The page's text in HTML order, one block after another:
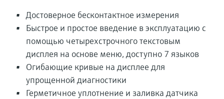
Достоверное бесконтактное измерения
Быстрое и простое введение в эксплуатацию с
помощью четырехстрочного текстовым
дисплея на основе меню, доступно 7 языков
Огибающие кривые на дисплее для
упрощенной диагностики
Герметичное уплотнение и заливка датчика